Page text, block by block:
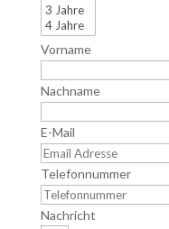
Vorname
Nachname
E-Mail
Telefonnummer
Nachricht